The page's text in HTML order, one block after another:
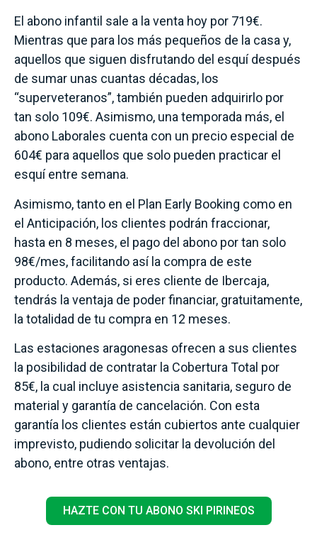
El abono infantil sale a la venta hoy por 719€.
Mientras que para los más pequeños de la casa y,
aquellos que siguen disfrutando del esquí después
de sumar unas cuantas décadas, los
“superveteranos”, también pueden adquirirlo por
tan solo 109€. Asimismo, una temporada más, el
abono Laborales cuenta con un precio especial de
604€ para aquellos que solo pueden practicar el
esquí entre semana.
Asimismo, tanto en el Plan Early Booking como en
el Anticipación, los clientes podrán fraccionar,
hasta en 8 meses, el pago del abono por tan solo
98€/mes, facilitando así la compra de este
producto. Además, si eres cliente de Ibercaja,
tendrás la ventaja de poder financiar, gratuitamente,
la totalidad de tu compra en 12 meses.
Las estaciones aragonesas ofrecen a sus clientes
la posibilidad de contratar la Cobertura Total por
85€, la cual incluye asistencia sanitaria, seguro de
material y garantía de cancelación. Con esta
garantía los clientes están cubiertos ante cualquier
imprevisto, pudiendo solicitar la devolución del
abono, entre otras ventajas.
HAZTE CON TU ABONO SKI PIRINEOS